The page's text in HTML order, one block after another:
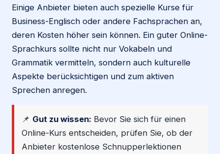
Einige Anbieter bieten auch spezielle Kurse für
Business-Englisch oder andere Fachsprachen an,
deren Kosten höher sein können. Ein guter Online-
Sprachkurs sollte nicht nur Vokabeln und
Grammatik vermitteln, sondern auch kulturelle
Aspekte berücksichtigen und zum aktiven
Sprechen anregen.
📌 Gut zu wissen: Bevor Sie sich für einen
Online-Kurs entscheiden, prüfen Sie, ob der
Anbieter kostenlose Schnupperlektionen